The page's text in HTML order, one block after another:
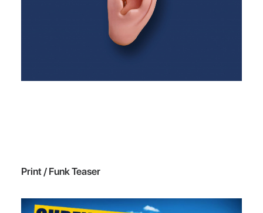
Print / Funk Teaser